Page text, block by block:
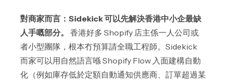
對商家而言：Sidekick 可以先解決香港中小企最缺
人手嘅部分。
香港好多 Shopify 店主係一人公司或
者小型團隊，根本冇預算請全職工程師。Sidekick
而家可以用自然語言喺 Shopify Flow 入面建構自動
化（例如庫存低於定額自動通知供應商、訂單超過某